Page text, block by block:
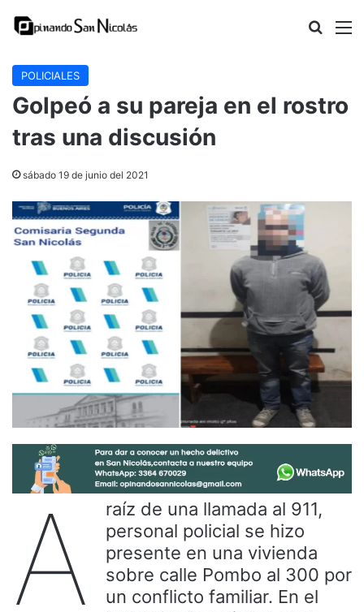
Buscar
POLICIALES
Golpeó a su pareja en el rostro
tras una discusión
sábado 19 de junio del 2021
A
raíz de una llamada al 911,
personal policial se hizo
presente en una vivienda
sobre calle Pombo al 300 por
un conflicto familiar. En el